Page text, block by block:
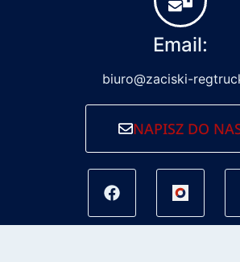
Email:
biuro@zaciski-
NAPISZ DO